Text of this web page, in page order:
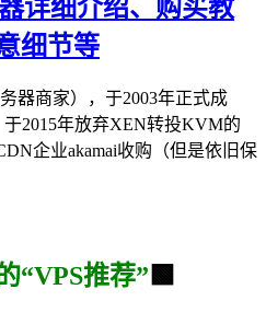
详细介绍、购买教
细节等
器商家），于2003年正式成
2015年放弃XEN转投KVM的
企业akamai收购（但是依旧保
“VPS推荐” 🟩